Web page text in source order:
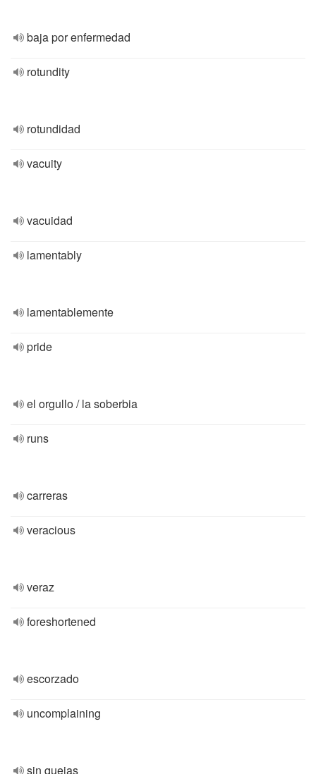
baja por enfermedad
rotundity
rotundidad
vacuity
vacuidad
lamentably
lamentablemente
pride
el orgullo / la soberbia
runs
carreras
veracious
veraz
foreshortened
escorzado
uncomplaining
sin quejas